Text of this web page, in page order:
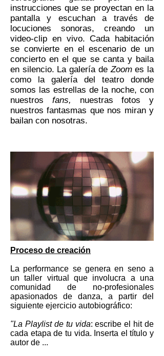
instrucciones que se proyectan en la
pantalla y escuchan a través de
locuciones sonoras, creando un
video-clip en vivo. Cada habitación
se convierte en el escenario de un
concierto en el que se canta y baila
en silencio. La galería deZoomes la
como la galería del teatro donde
somos las estrellas de la noche, con
nuestros fans, nuestras fotos y
nuestros fantasmas que nos miran y
bailan con nosotras.
Proceso de creación
La performance se genera en seno a
un taller virtual que involucra a una
comunidad de no-profesionales
apasionados de danza, a partir del
siguiente ejercicio autobiográfico:
"La Playlist de tu vida: escribe el hit de
cada etapa de tu vida. Inserta el título y
autor de ...